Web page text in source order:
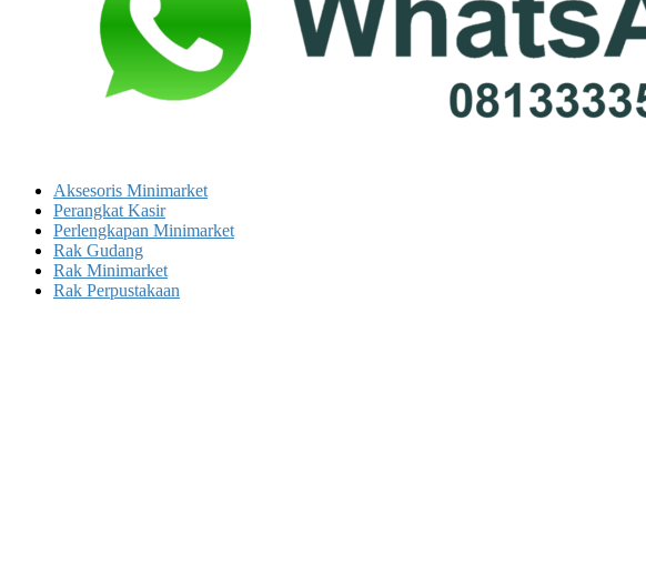
Aksesoris Minimarket
Perangkat Kasir
Perlengkapan Minimarket
Rak Gudang
Rak Minimarket
Rak Perpustakaan